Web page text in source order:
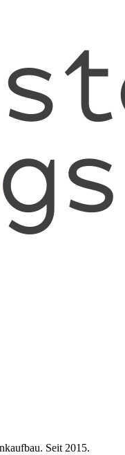
Seit 2015.